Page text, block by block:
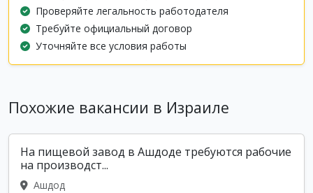
Проверяйте легальность работодателя
Требуйте официальный договор
Уточняйте все условия работы
Похожие вакансии в Израиле
На пищевой завод в Ашдоде требуются рабочие
на производст...
Ашдод